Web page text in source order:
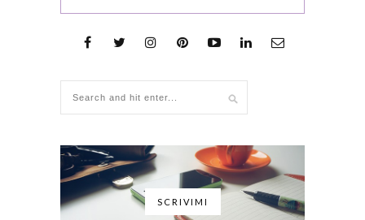
SCRIVIMI